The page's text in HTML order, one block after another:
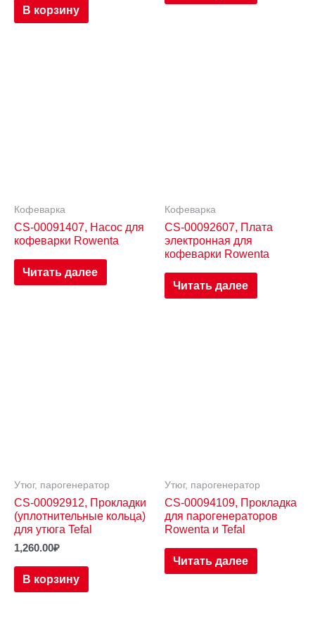
В корзину
Кофеварка
CS-00091407, Насос для
кофеварки Rowenta
Читать далее
Кофеварка
CS-00092607, Плата
электронная для
кофеварки Rowenta
Читать далее
Утюг, парогенератор
CS-00092912, Прокладки
(уплотнительные кольца)
для утюга Tefal
1,260.00₽
В корзину
Утюг, парогенератор
CS-00094109, Прокладка
для парогенераторов
Rowenta и Tefal
Читать далее